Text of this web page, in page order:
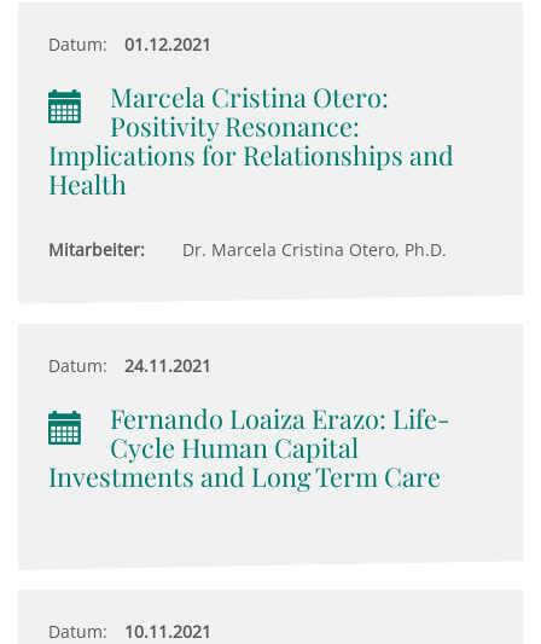
Datum: 01.12.2021
Marcela Cristina Otero:
Positivity Resonance:
Implications for Relationships and
Health
Mitarbeiter: Dr. Marcela Cristina Otero, Ph.D.
Datum: 24.11.2021
Fernando Loaiza Erazo: Life-
Cycle Human Capital
Investments and Long Term Care
Datum: 10.11.2021